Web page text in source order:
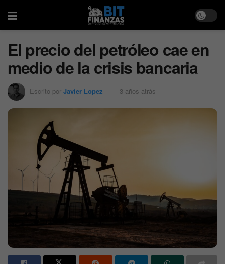
El precio del petróleo cae en
medio de la crisis bancaria
Escrito por Javier Lopez 3 años atrás